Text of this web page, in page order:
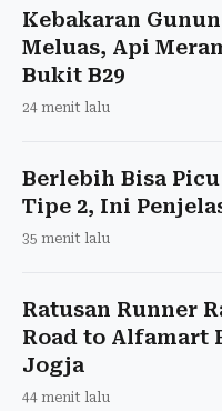
Kebakaran
Meluas, Api
Bukit B29
24 menit lalu
Berlebih Bisa
Tipe 2, Ini
35 menit lalu
Ratusan Runner
Road to Alfamart
Jogja
44 menit lalu